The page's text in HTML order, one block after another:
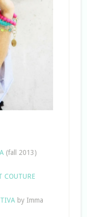
(fall 2013)
COUTURE
by Imma